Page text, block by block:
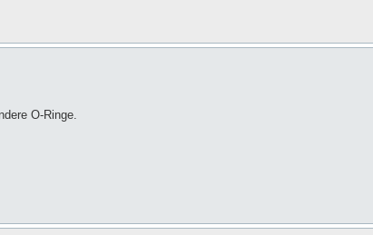
O-Ringe.